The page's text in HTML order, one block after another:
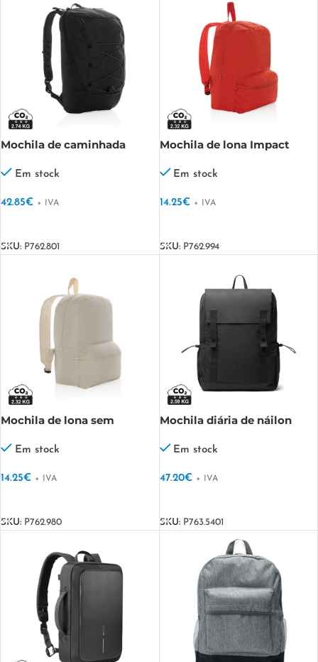
Mochila de caminhada
Em stock
42.85€ + IVA
SKU: P762.801
Mochila de lona Impact
Em stock
14.25€ + IVA
SKU: P762.994
Mochila de lona sem
285 g/m²
Em stock
14.25€ + IVA
SKU: P762.980
Mochila diária de náilon
RCSEm stock
47.20€ + IVA
SKU: P763.5401